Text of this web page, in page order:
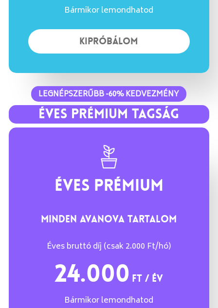
Bármikor lemondhatod
KIPRÓBÁLOM
LEGNÉPSZERŰBB -60% KEDVEZMÉNY
ÉVES PRÉMIUM TAGSÁG
ÉVES PRÉMIUM
MINDEN AVANOVA TARTALOM
Éves bruttó díj (csak 2.000 Ft/hó)
24.000 Ft / év
Bármikor lemondhatod